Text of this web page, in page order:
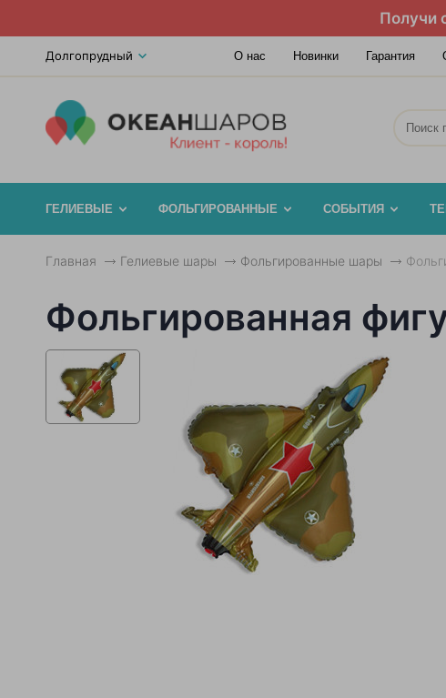
Получи
Долгопрудный О нас Новинки Гарантия
ГЕЛИЕВЫЕ ФОЛЬГИРОВАННЫЕ СОБЫТИЯ
Главная Гелиевые шары Фольгированные шары
Фольгированная